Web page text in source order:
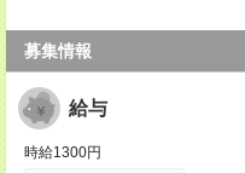
募集情報
給与
時給1300円